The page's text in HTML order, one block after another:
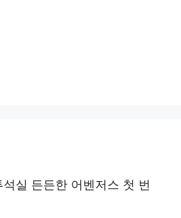
실 든든한 어벤저스 첫 번